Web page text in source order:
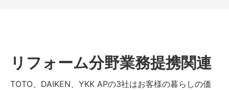
リフォーム分野業務提携関連
TOTO、DAIKEN、YKK APの3社はお客様の暮らしの価